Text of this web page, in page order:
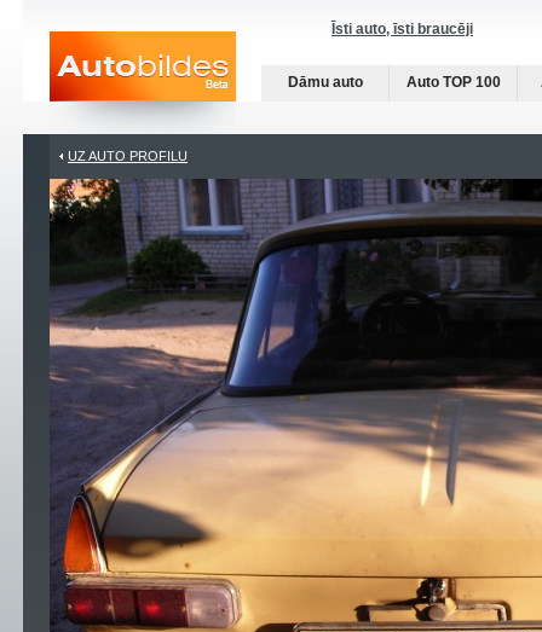
Īsti auto, īsti braucēji
Dāmu auto Auto TOP 100
UZ AUTO PROFILU